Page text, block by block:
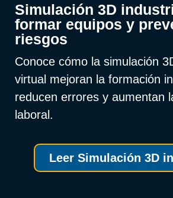
Simulación 3D
formar equipos y
riesgos
Conoce cómo la simulación
virtual mejoran la formación
reducen errores y aumentan
laboral.
Leer Simulación 3D